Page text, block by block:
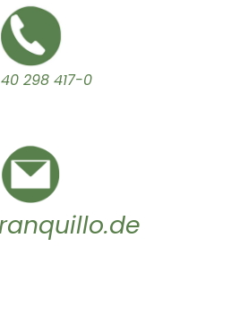
298 417-0